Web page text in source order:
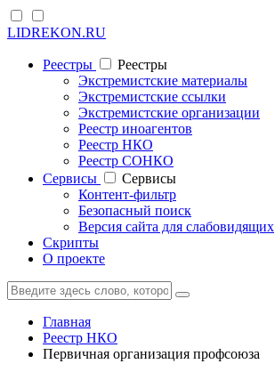
LIDREKON.RU
Реестры
Реестры
Экстремистские материалы
Экстремистские ссылки
Экстремистские организации
Реестр иноагентов
Реестр НКО
Реестр СОНКО
Cервисы
Cервисы
Контент-фильтр
Безопасный поиск
Версия сайта для слабовидящих
Скрипты
О проекте
Главная
Реестр НКО
Первичная организация профсоюза